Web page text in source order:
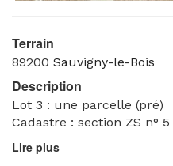
Terrain
89200 Sauvigny-le-Bois
Description
Lot 3 : une parcelle (pré)
Cadastre : section ZS n° 5